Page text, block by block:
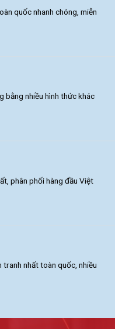
quốc nhanh chóng, miễn
bằng nhiều hình thức khác
phân phối hàng đầu Việt
tranh nhất toàn quốc, nhiều